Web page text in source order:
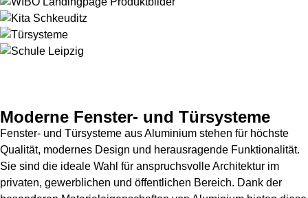
Moderne Fenster- und Türsysteme
Fenster- und Türsysteme aus Aluminium stehen für höchste
Qualität, modernes Design und herausragende Funktionalität.
Sie sind die ideale Wahl für anspruchsvolle Architektur im
privaten, gewerblichen und öffentlichen Bereich. Dank der